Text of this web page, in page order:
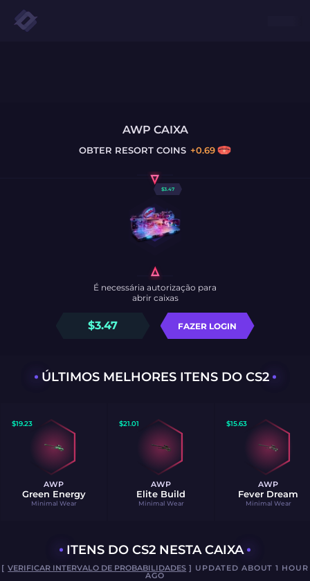
AWP CAIXA
OBTER RESORT COINS +0.69
$3.47
$3.47 FAZER LOGIN
É necessária autorização para
abrir caixas
ÚLTIMOS MELHORES ITENS DO CS2
$19.23
AWP
Green Energy
Minimal Wear
$21.01
AWP
Elite Build
Minimal Wear
$15.63
AWP
Fever Dream
Minimal Wear
ITENS DO CS2 NESTA CAIXA
[VERIFICAR INTERVALO DE PROBABILIDADES ] UPDATED ABOUT 1 HOUR
AGO